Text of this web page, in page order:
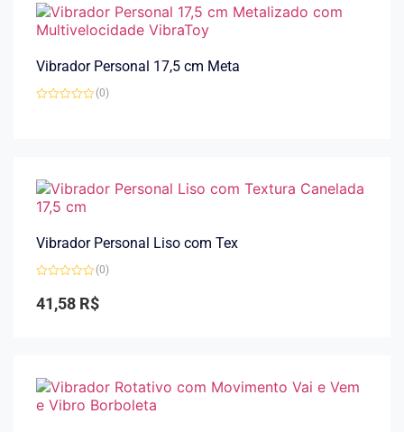
Vibrador Personal 17,5 cm Meta
(0)
Vibrador Personal Liso com Tex
0
de
(0)
41,58 R$